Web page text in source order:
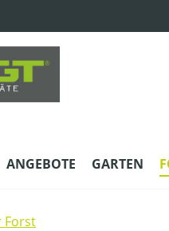
ANGEBOTE GARTEN
Forst